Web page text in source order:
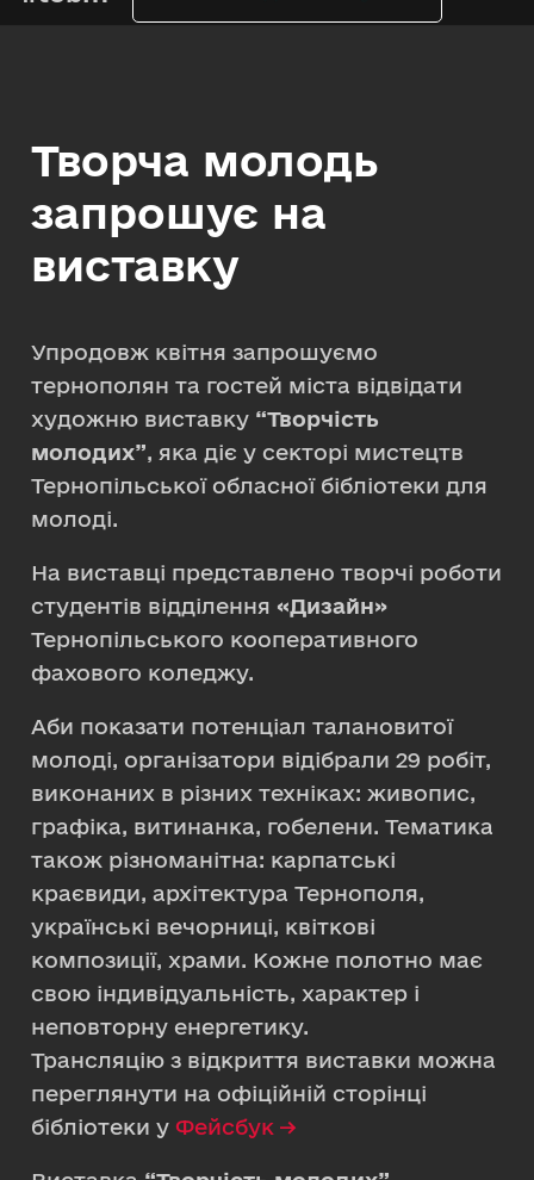
Творча молодь
запрошує на
виставку
Упродовж квітня запрошуємо
тернополян та гостей міста відвідати
художню виставку “Творчість
молодих”, яка діє у секторі мистецтв
Тернопільської обласної бібліотеки для
молоді.
На виставці представлено творчі роботи
студентів відділення «Дизайн»
Тернопільського кооперативного
фахового коледжу.
Аби показати потенціал талановитої
молоді, організатори відібрали 29 робіт,
виконаних в різних техніках: живопис,
графіка, витинанка, гобелени. Тематика
також різноманітна: карпатські
краєвиди, архітектура Тернополя,
українські вечорниці, квіткові
композиції, храми. Кожне полотно має
свою індивідуальність, характер і
неповторну енергетику.
Трансляцію з відкриття виставки можна
переглянути на офіційній сторінці
бібліотеки у Фейсбук ->